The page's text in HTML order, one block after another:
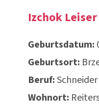
Izchok
Geburtsdatum:
Geburtsort:
Beruf:Schneider
Wohnort: